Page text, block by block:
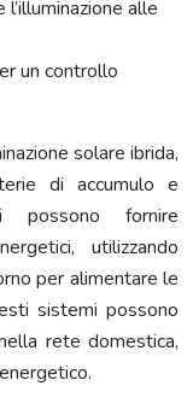
alle
un controllo
solare ibrida,
di accumulo e
possono fornire
utilizzando
per alimentare le
sistemi possono
rete domestica,